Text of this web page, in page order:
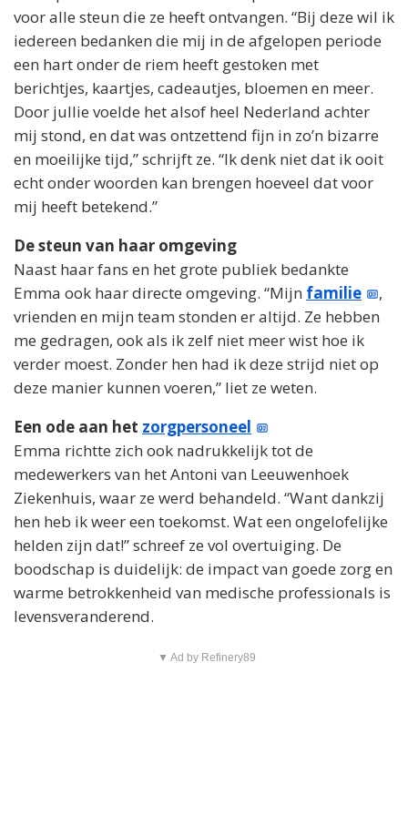
voor alle steun die ze heeft ontvangen. “Bij deze wil ik
iedereen bedanken die mij in de afgelopen periode
een hart onder de riem heeft gestoken met
berichtjes, kaartjes, cadeautjes, bloemen en meer.
Door jullie voelde het alsof heel Nederland achter
mij stond, en dat was ontzettend fijn in zo’n bizarre
en moeilijke tijd,” schrijft ze. “Ik denk niet dat ik ooit
echt onder woorden kan brengen hoeveel dat voor
mij heeft betekend.”
De steun van haar omgeving
Naast haar fans en het grote publiek bedankte
Emma ook haar directe omgeving. “Mijn familie
,
vrienden en mijn team stonden er altijd. Ze hebben
me gedragen, ook als ik zelf niet meer wist hoe ik
verder moest. Zonder hen had ik deze strijd niet op
deze manier kunnen voeren,” liet ze weten.
Een ode aan het zorgpersoneel
Emma richtte zich ook nadrukkelijk tot de
medewerkers van het Antoni van Leeuwenhoek
Ziekenhuis, waar ze werd behandeld. “Want dankzij
hen heb ik weer een toekomst. Wat een ongelofelijke
helden zijn dat!” schreef ze vol overtuiging. De
boodschap is duidelijk: de impact van goede zorg en
warme betrokkenheid van medische professionals is
levensveranderend.
▼ Ad by Refinery89